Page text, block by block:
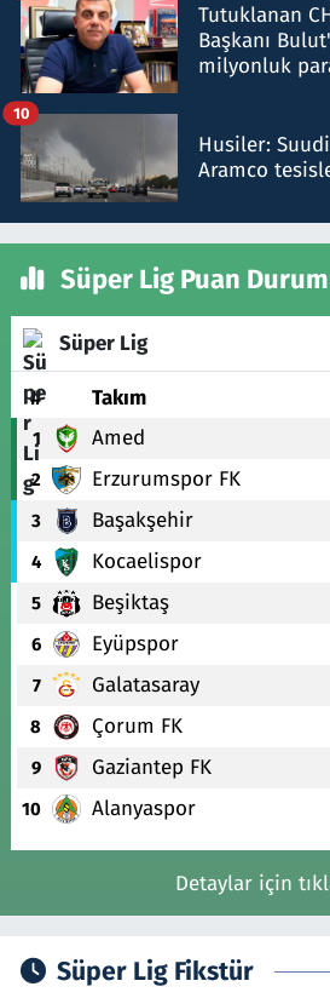
Tutuklanan
Başkanı
milyonluk
Husiler:
Aramco
10
Süper Lig Puan
Süper Lig
# Takım
1 Amed
2 Erzurumspor FK
3 Başakşehir
4 Kocaelispor
5 Beşiktaş
6 Eyüpspor
7 Galatasaray
8 Çorum FK
9 Gaziantep FK
10 Alanyaspor
Detaylar için
Süper Lig Fikstür